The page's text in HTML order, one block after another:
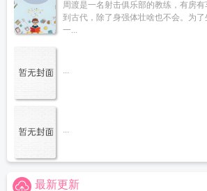
周渡是一名射击俱乐部的教练，有房
到古代，除了身强体壮啥也不会。为
一...
...
...
最新更新